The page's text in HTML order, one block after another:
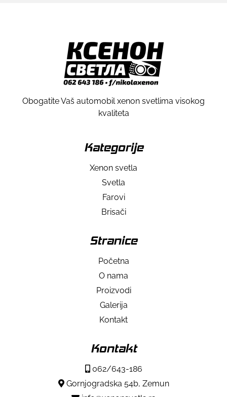
Obogatite Vaš automobil xenon svetlima visokog
kvaliteta
Kategorije
Xenon svetla
Svetla
Farovi
Brisači
Stranice
Početna
O nama
Proizvodi
Galerija
Kontakt
Kontakt
062/643-186
Gornjogradska 54b, Zemun